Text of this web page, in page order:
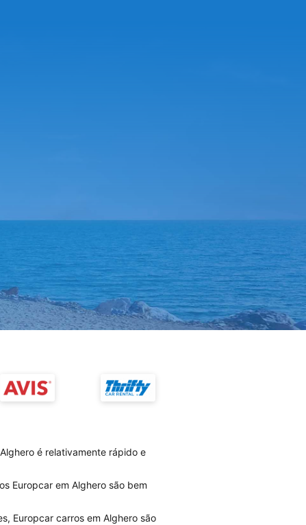
é relativamente rápido e
Europcar em Alghero são bem
Europcar carros em Alghero são